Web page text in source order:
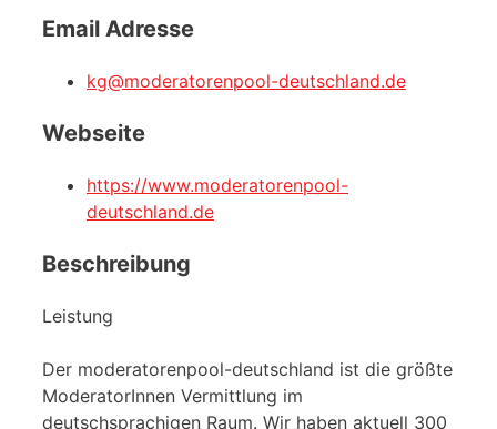
Email Adresse
kg@moderatorenpool-deutschland.de
Webseite
https://www.moderatorenpool-
deutschland.de
Beschreibung
Leistung
Der moderatorenpool-deutschland ist die größte
ModeratorInnen Vermittlung im
deutschsprachigen Raum. Wir haben aktuell 300